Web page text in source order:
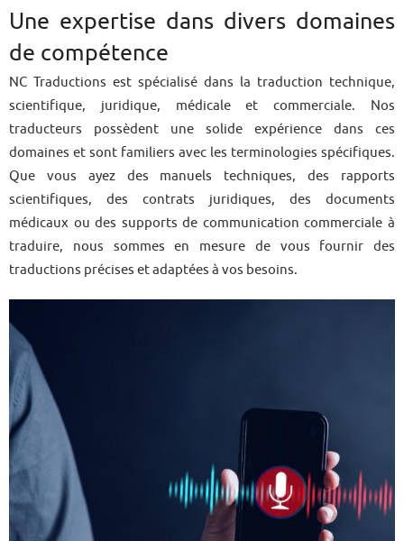
Une expertise dans divers domaines
de compétence
NC Traductions est spécialisé dans la traduction technique,
scientifique, juridique, médicale et commerciale. Nos
traducteurs possèdent une solide expérience dans ces
domaines et sont familiers avec les terminologies spécifiques.
Que vous ayez des manuels techniques, des rapports
scientifiques, des contrats juridiques, des documents
médicaux ou des supports de communication commerciale à
traduire, nous sommes en mesure de vous fournir des
traductions précises et adaptées à vos besoins.